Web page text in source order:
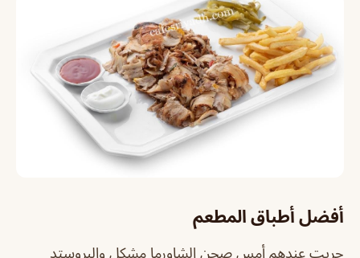
أفضل أطباق المطعم
جربت عندهم أمس صحن الشاورما مشكل والبروستد